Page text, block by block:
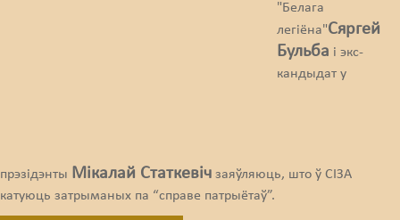
"Белага
легіёна"Сяргей
Бульба і экс-
кандыдат у
прэзідэнты Мікалай Статкевіч заяўляюць, што ў СІЗА
катуюць затрыманых па “справе патрыётаў”.